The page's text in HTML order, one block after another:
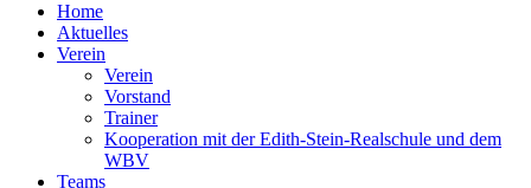
Home
Aktuelles
Verein
Verein
Vorstand
Trainer
Kooperation mit der Edith-Stein-Realschule und dem
WBV
Teams